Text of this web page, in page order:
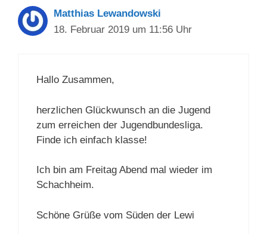
Matthias Lewandowski
18. Februar 2019 um 11:56 Uhr
Hallo Zusammen,
herzlichen Glückwunsch an die Jugend
zum erreichen der Jugendbundesliga.
Finde ich einfach klasse!
Ich bin am Freitag Abend mal wieder im
Schachheim.
Schöne Grüße vom Süden der Lewi